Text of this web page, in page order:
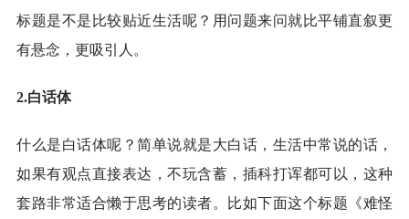
标题是不是比较贴近生活呢？用问题来问就比平铺直叙更
有悬念，更吸引人。
2.白话体
什么是白话体呢？简单说就是大白话，生活中常说的话，
如果有观点直接表达，不玩含蓄，插科打诨都可以，这种
套路非常适合懒于思考的读者。比如下面这个标题《难怪